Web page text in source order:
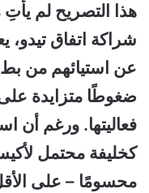
شراكة اتفاق تيدو،
عن استيائهم من بطء
ضغوطًا متزايدة على
فعاليتها. ورغم أن
كخليفة محتمل
محسومًا – على